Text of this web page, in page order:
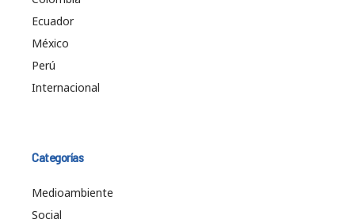
Ecuador
México
Perú
Internacional
Categorías
Medioambiente
Social